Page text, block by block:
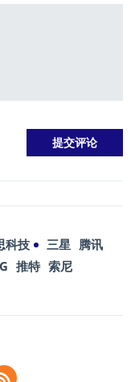
科技 三星 腾讯
推特 索尼